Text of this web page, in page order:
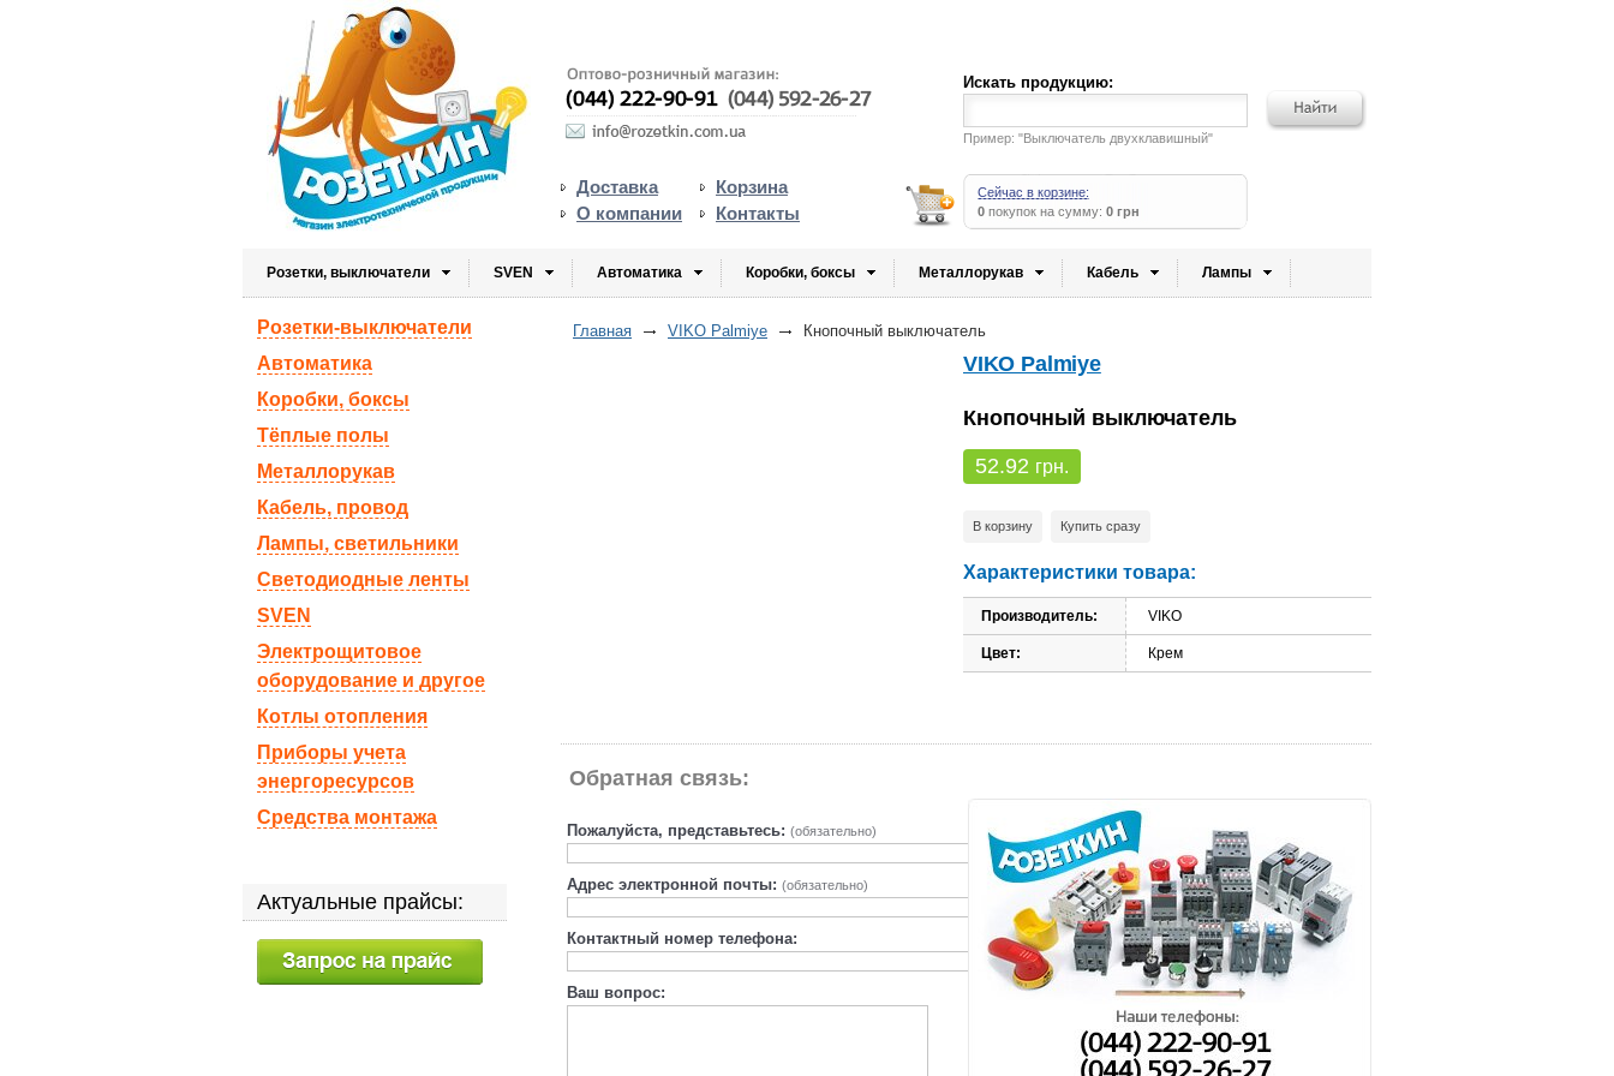
Искать продукцию:
Пример: "Выключатель двухклавишный"
Доставка
Корзина
О компании
Контакты
Сейчас в корзине:
0 покупок на сумму: 0 грн
Розетки, выключатели SVEN Автоматика Коробки, боксы Металлорукав Кабель Лампы
Главная VIKO Palmiye Кнопочный выключатель
VIKO Palmiye
Кнопочный выключатель
52.92 грн.
В корзину Купить сразу
Характеристики товара:
Производитель: VIKO
Цвет: Крем
Обратная связь:
Пожалуйста, представьтесь: (обязательно)
Адрес электронной почты: (обязательно)
Контактный номер телефона:
Ваш вопрос:
Розетки-выключатели
Автоматика
Коробки, боксы
Тёплые полы
Металлорукав
Кабель, провод
Лампы, светильники
Светодиодные ленты
SVEN
Электрощитовое
оборудование и другое
Котлы отопления
Приборы учета
энергоресурсов
Средства монтажа
Актуальные прайсы: